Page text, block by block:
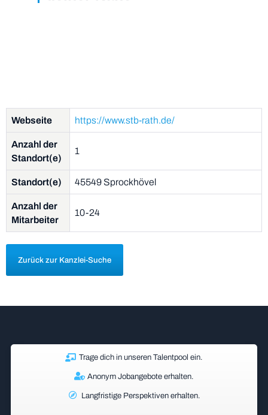
Webseite https://www.stb-rath.de/
Anzahl der
Standort(e)
1
Standort(e) 45549 Sprockhövel
Anzahl der
Mitarbeiter
10-24
Zurück zur Kanzlei-Suche
Trage dich in unseren Talentpool ein.
Anonym Jobangebote erhalten.
Langfristige Perspektiven erhalten.